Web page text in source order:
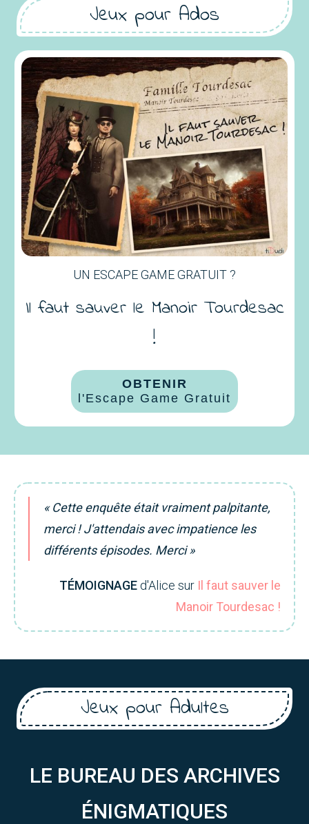
Jeux pour Ados
UN ESCAPE GAME GRATUIT ?
Il faut sauver le Manoir Tourdesac
!
OBTENIR
l'Escape Game Gratuit
« Cette enquête était vraiment palpitante,
merci ! J'attendais avec impatience les
différents épisodes. Merci »
TÉMOIGNAGE d'Alice sur Il faut sauver le
Manoir Tourdesac !
Jeux pour Adultes
LE BUREAU DES ARCHIVES
ÉNIGMATIQUES